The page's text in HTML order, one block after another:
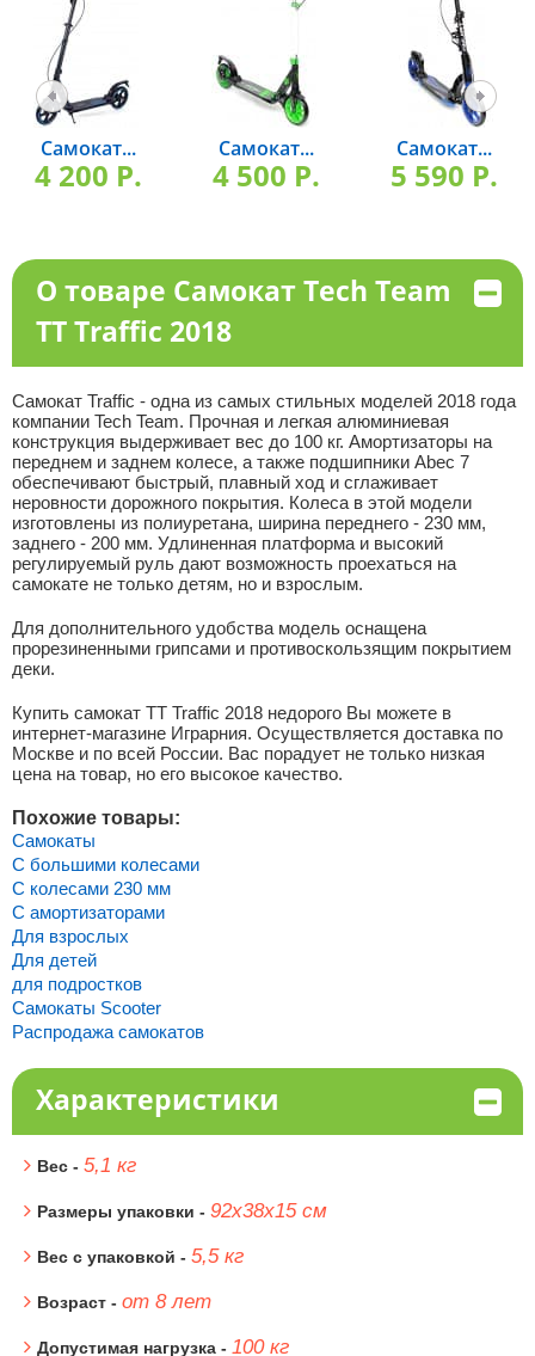
Самокат...
4 200 P.
Самокат...
4 500 P.
Самокат...
5 590 P.
О товаре Самокат Tech Team
TT Traffic 2018
Самокат Traffic - одна из самых стильных моделей 2018 года
компании Tech Team. Прочная и легкая алюминиевая
конструкция выдерживает вес до 100 кг. Амортизаторы на
переднем и заднем колесе, а также подшипники Abec 7
обеспечивают быстрый, плавный ход и сглаживает
неровности дорожного покрытия. Колеса в этой модели
изготовлены из полиуретана, ширина переднего - 230 мм,
заднего - 200 мм. Удлиненная платформа и высокий
регулируемый руль дают возможность проехаться на
самокате не только детям, но и взрослым.
Для дополнительного удобства модель оснащена
прорезиненными грипсами и противоскользящим покрытием
деки.
Купить самокат TT Traffic 2018 недорого Вы можете в
интернет-магазине Играрния. Осуществляется доставка по
Москве и по всей России. Вас порадует не только низкая
цена на товар, но его высокое качество.
Похожие товары:
Самокаты
С большими колесами
С колесами 230 мм
С амортизаторами
Для взрослых
Для детей
для подростков
Самокаты Scooter
Распродажа самокатов
Характеристики
Вес - 5,1 кг
Размеры упаковки - 92х38х15 см
Вес с упаковкой - 5,5 кг
Возраст - от 8 лет
Допустимая нагрузка - 100 кг